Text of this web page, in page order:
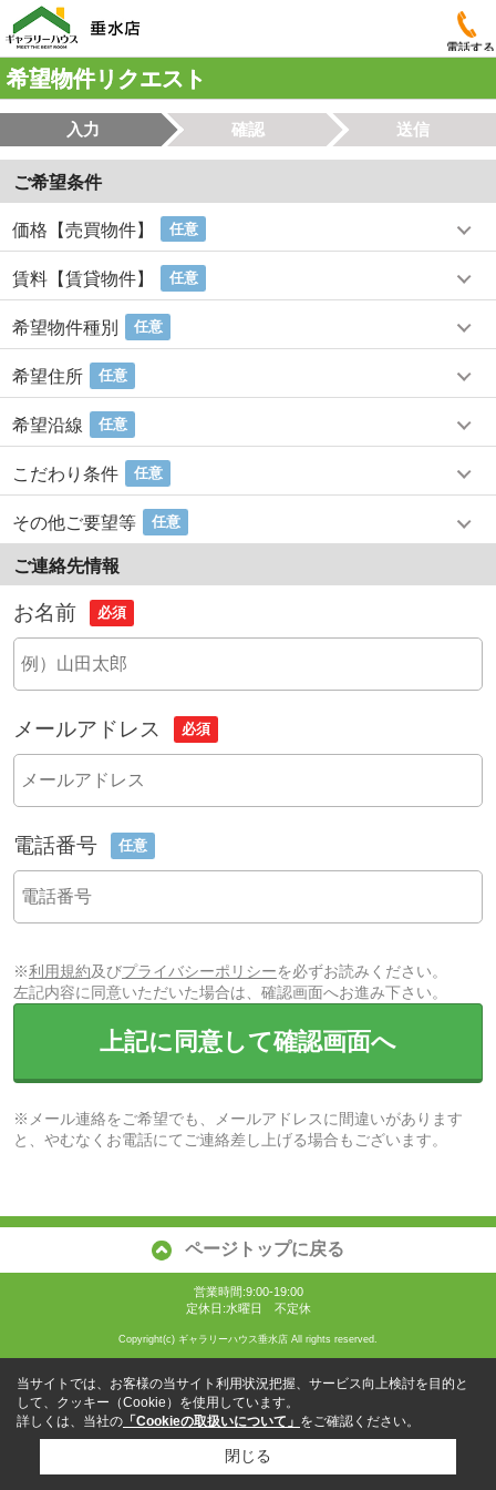
電話する
希望物件リクエスト
入力 確認 送信
ご希望条件
価格【売買物件】 任意
賃料【賃貸物件】 任意
希望物件種別 任意
希望住所 任意
希望沿線 任意
こだわり条件 任意
その他ご要望等 任意
ご連絡先情報
お名前 必須
メールアドレス 必須
電話番号 任意
※利用規約及びプライバシーポリシーを必ずお読みください。
左記内容に同意いただいた場合は、確認画面へお進み下さい。
上記に同意して確認画面へ
※メール連絡をご希望でも、メールアドレスに間違いがあります
と、やむなくお電話にてご連絡差し上げる場合もございます。
ページトップに戻る
営業時間:9:00-19:00
定休日:水曜日 不定休
Copyright(c) ギャラリーハウス垂水店 All rights reserved.
当サイトでは、お客様の当サイト利用状況把握、サービス向上検討を目的と
して、クッキー（Cookie）を使用しています。
詳しくは、当社の 「Cookieの取扱いについて」 をご確認ください。
閉じる